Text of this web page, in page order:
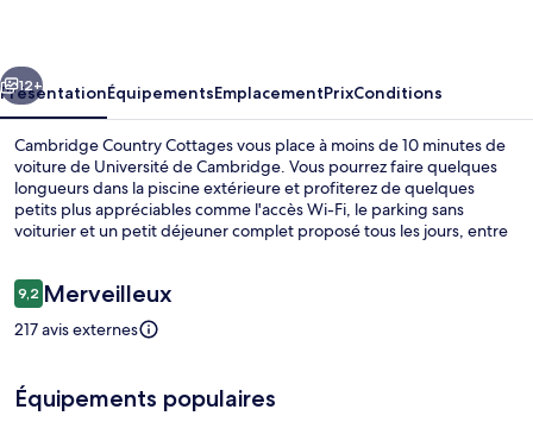
Suivant
12+
PrésentationÉquipementsEmplacementPrixConditions
Cambridge Country Cottages vous place à moins de 10 minutes de
voiture de Université de Cambridge. Vous pourrez faire quelques
longueurs dans la piscine extérieure et profiterez de quelques
petits plus appréciables comme l'accès Wi-Fi, le parking sans
voiturier et un petit déjeuner complet proposé tous les jours, entre
séjour.
Avis
voyageurs
9,29,2 sur 10
Merveilleux
217 avis externes
Équipements populaires